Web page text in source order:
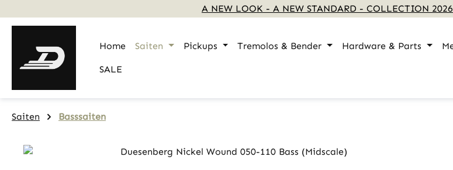
A NEW LOOK - A NEW STANDARD - COLLECTION 2026
Home Saiten Pickups Tremolos & Bender Hardware & Parts
SALE
Saiten Basssaiten
Bildergalerie überspringen